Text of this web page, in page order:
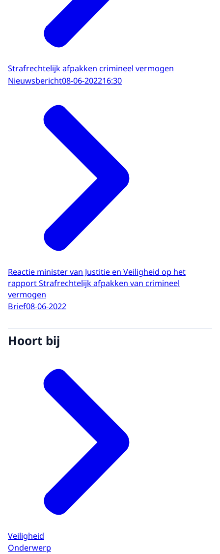
Strafrechtelijk afpakken crimineel vermogen
Nieuwsbericht08-06-202216:30
Reactie minister van Justitie en Veiligheid op het
rapport Strafrechtelijk afpakken van crimineel
vermogen
Brief08-06-2022
Hoort bij
Veiligheid
Onderwerp